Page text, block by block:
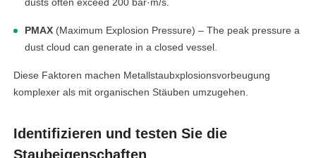
dusts often exceed 200 bar·m/s.
PMAX (Maximum Explosion Pressure) – The peak pressure a
dust cloud can generate in a closed vessel.
Diese Faktoren machen Metallstaubxplosionsvorbeugung
komplexer als mit organischen Stäuben umzugehen.
Identifizieren und testen Sie die
Staubeigenschaften